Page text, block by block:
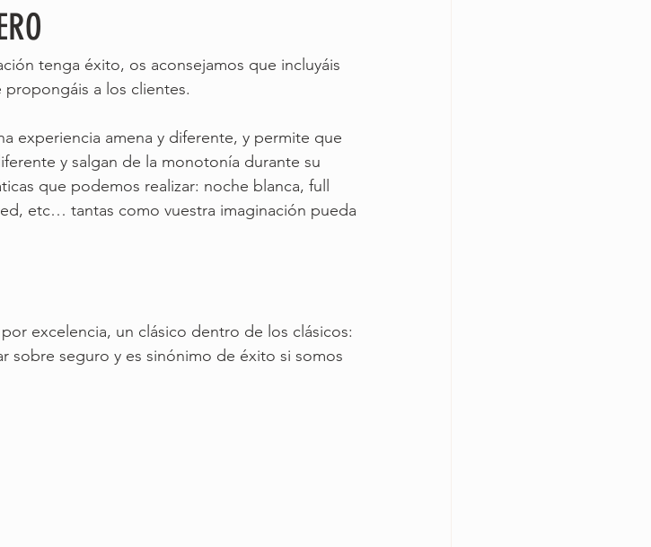
tenga éxito, os aconsejamos que incluyáis
a los clientes.
experiencia amena y diferente, y permite que
y salgan de la monotonía durante su
que podemos realizar: noche blanca, full
etc… tantas como vuestra imaginación pueda
excelencia, un clásico dentro de los clásicos:
sobre seguro y es sinónimo de éxito si somos